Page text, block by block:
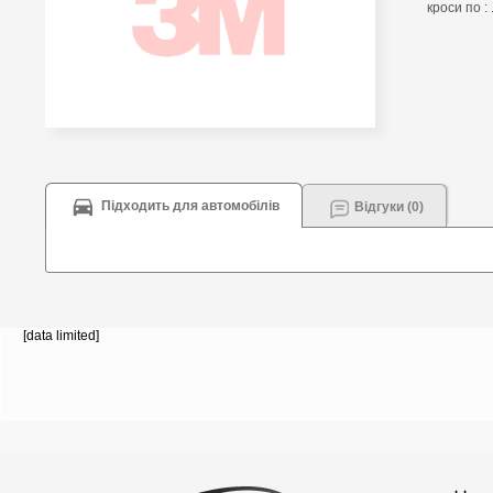
кроси по : .
Підходить для автомобілів Відгуки (0)
[data limited]